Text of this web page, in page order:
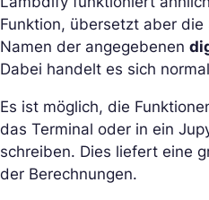
Funktion, übersetzt aber
Namen der angegebenen
Dabei handelt es sich
Es ist möglich, die
das Terminal oder in ein
schreiben. Dies liefert eine
der Berechnungen.